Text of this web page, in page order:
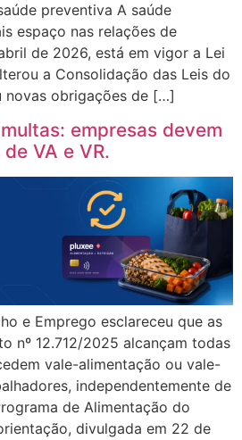
preventiva A saúde
espaço nas relações de
de 2026, está em vigor a Lei
a Consolidação das Leis do
novas obrigações de […]
empresas devem
VA e VR.
e Emprego esclareceu que as
nº 12.712/2025 alcançam todas
vale-alimentação ou vale-
independentemente de
de Alimentação do
divulgada em 22 de